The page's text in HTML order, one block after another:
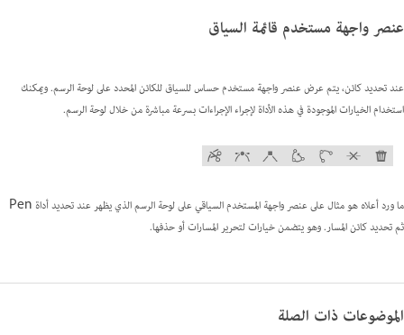
عنصر واجهة مستخدم قائمة السياق
عند تحديد كائن، يتم عرض عنصر واجهة مستخدم حساس للسياق للكائن المحدد على لوحة الرسم. ويمكنك
استخدام الخيارات الموجودة في هذه الأداة لإجراء الإجراءات بسرعة مباشرة من خلال لوحة الرسم.
ما ورد أعلاه هو مثال على عنصر واجهة المستخدم السياقي على لوحة الرسم الذي يظهر عند تحديد أداة Pen
ثم تحديد كائن المسار. وهو يتضمن خيارات لتحرير المسارات أو حذفها.
الموضوعات ذات الصلة